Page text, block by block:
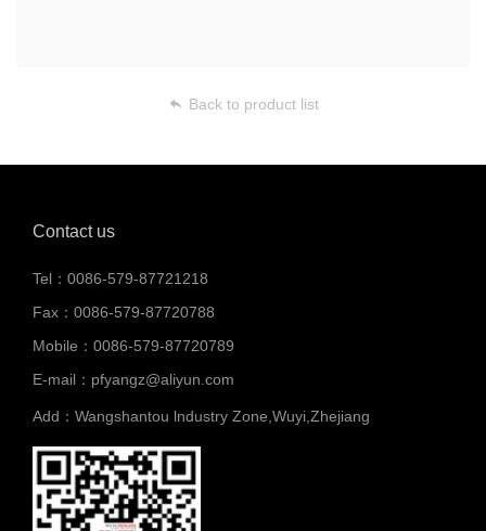
Back to product list
Contact us
Tel ： 0086-579-87721218
Fax ： 0086-579-87720788
Mobile ： 0086-579-87720789
E-mail ： pfyangz@aliyun.com
Add ： Wangshantou lndustry Zone,Wuyi,Zhejiang